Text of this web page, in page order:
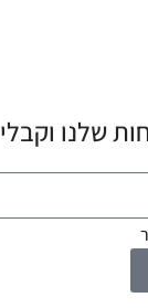
לרכישה הראשונה שלך! 💌